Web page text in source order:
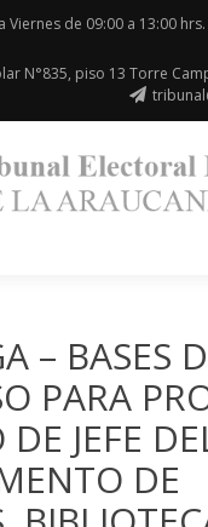
Viernes de 09:00 a 13:00 hrs.
N°835, piso 13 Torre
– BASES
PARA
JEFE
DE